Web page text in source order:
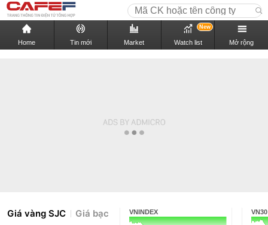
Home Tin mới Market Watch list
New
Mở rộng
Giá vàng SJC Giá bạc VNINDEX VN30